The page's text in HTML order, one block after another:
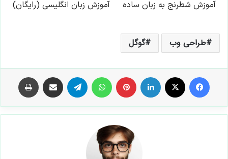
طراحی وب گوگل
فیس بوک لینکدین ‫پین‌ترست تلگرام اشتراک گذاری از طریق ایمیل